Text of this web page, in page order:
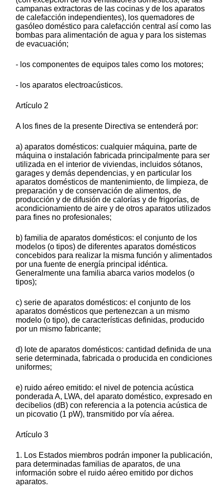
campanas extractoras de las cocinas y de los aparatos
de calefacción independientes), los quemadores de
gasóleo doméstico para calefacción central así como las
bombas para alimentación de agua y para los sistemas
de evacuación;
- los componentes de equipos tales como los motores;
- los aparatos electroacústicos.
Artículo 2
A los fines de la presente Directiva se entenderá por:
a) aparatos domésticos: cualquier máquina, parte de
máquina o instalación fabricada principalmente para ser
utilizada en el interior de viviendas, incluidos sótanos,
garages y demás dependencias, y en particular los
aparatos domésticos de mantenimiento, de limpieza, de
preparación y de conservación de alimentos, de
producción y de difusión de calorías y de frigorías, de
acondicionamiento de aire y de otros aparatos utilizados
para fines no profesionales;
b) familia de aparatos domésticos: el conjunto de los
modelos (o tipos) de diferentes aparatos domésticos
concebidos para realizar la misma función y alimentados
por una fuente de energía principal idéntica.
Generalmente una familia abarca varios modelos (o
tipos);
c) serie de aparatos domésticos: el conjunto de los
aparatos domésticos que pertenezcan a un mismo
modelo (o tipo), de características definidas, producido
por un mismo fabricante;
d) lote de aparatos domésticos: cantidad definida de una
serie determinada, fabricada o producida en condiciones
uniformes;
e) ruido aéreo emitido: el nivel de potencia acústica
ponderada A, LWA, del aparato doméstico, expresado en
decibelios (dB) con referencia a la potencia acústica de
un picovatio (1 pW), transmitido por vía aérea.
Artículo 3
1. Los Estados miembros podrán imponer la publicación,
para determinadas familias de aparatos, de una
información sobre el ruido aéreo emitido por dichos
aparatos.